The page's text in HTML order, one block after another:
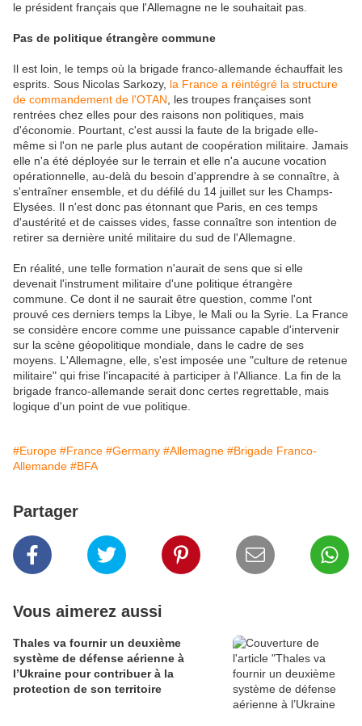
le président français que l'Allemagne ne le souhaitait pas.
Pas de politique étrangère commune
Il est loin, le temps où la brigade franco-allemande échauffait les
esprits. Sous Nicolas Sarkozy, la France a réintégré la structure
de commandement de l'OTAN , les troupes françaises sont
rentrées chez elles pour des raisons non politiques, mais
d'économie. Pourtant, c'est aussi la faute de la brigade elle-
même si l'on ne parle plus autant de coopération militaire. Jamais
elle n'a été déployée sur le terrain et elle n'a aucune vocation
opérationnelle, au-delà du besoin d'apprendre à se connaître, à
s'entraîner ensemble, et du défilé du 14 juillet sur les Champs-
Elysées. Il n'est donc pas étonnant que Paris, en ces temps
d'austérité et de caisses vides, fasse connaître son intention de
retirer sa dernière unité militaire du sud de l'Allemagne.
En réalité, une telle formation n'aurait de sens que si elle
devenait l'instrument militaire d'une politique étrangère
commune. Ce dont il ne saurait être question, comme l'ont
prouvé ces derniers temps la Libye, le Mali ou la Syrie. La France
se considère encore comme une puissance capable d'intervenir
sur la scène géopolitique mondiale, dans le cadre de ses
moyens. L'Allemagne, elle, s'est imposée une "culture de retenue
militaire" qui frise l'incapacité à participer à l'Alliance. La fin de la
brigade franco-allemande serait donc certes regrettable, mais
logique d'un point de vue politique.
#Europe #France #Germany #Allemagne #Brigade Franco-
Allemande #BFA
Partager
Vous aimerez aussi
Thales va fournir un deuxième
système de défense aérienne à
l’Ukraine pour contribuer à la
protection de son territoire